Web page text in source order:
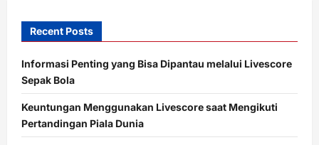
Recent Posts
Informasi Penting yang Bisa Dipantau melalui Livescore
Sepak Bola
Keuntungan Menggunakan Livescore saat Mengikuti
Pertandingan Piala Dunia